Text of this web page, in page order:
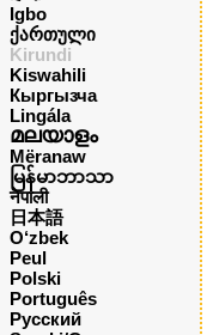
Igbo
ქართული
Kirundi
Kiswahili
Кыргызча
Lingála
മലയാളം
Mëranaw
မြန်မာဘာသာ
नेपाली
日本語
O‘zbek
Peul
Polski
Português
Русский